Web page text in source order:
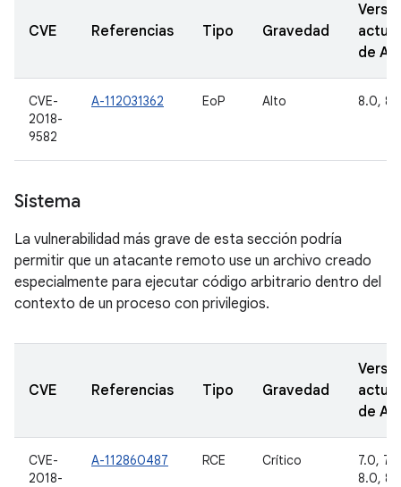
CVE Referencias Tipo Gravedad
de
CVE-
2018-
9582
A-112031362 EoP Alto 8.0,
Sistema
La vulnerabilidad más grave de esta sección podría
permitir que un atacante remoto use un archivo creado
especialmente para ejecutar código arbitrario dentro del
contexto de un proceso con privilegios.
CVE Referencias Tipo Gravedad
de
CVE-
2018-
A-112860487 RCE Crítico
7.0,
8.0,